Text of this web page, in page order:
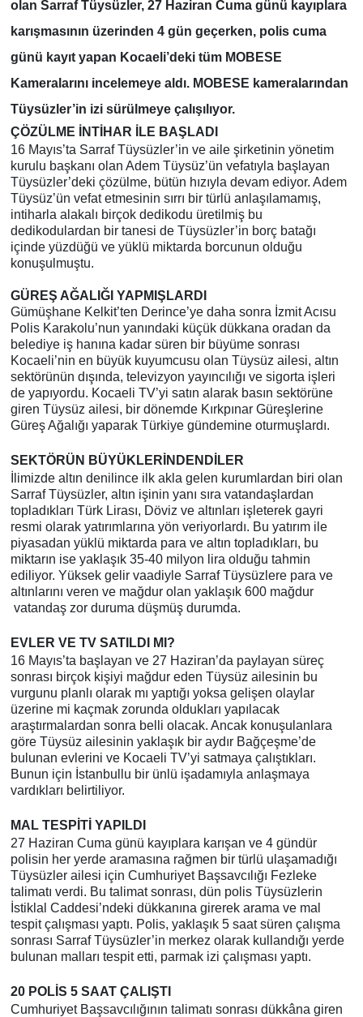
olan Sarraf Tüysüzler, 27 Haziran Cuma günü kayıplara
karışmasının üzerinden 4 gün geçerken, polis cuma
günü kayıt yapan Kocaeli’deki tüm MOBESE
Kameralarını incelemeye aldı. MOBESE kameralarından
Tüysüzler’in izi sürülmeye çalışılıyor.
ÇÖZÜLME İNTİHAR İLE BAŞLADI
16 Mayıs’ta Sarraf Tüysüzler’in ve aile şirketinin yönetim
kurulu başkanı olan Adem Tüysüz’ün vefatıyla başlayan
Tüysüzler’deki çözülme, bütün hızıyla devam ediyor. Adem
Tüysüz’ün vefat etmesinin sırrı bir türlü anlaşılamamış,
intiharla alakalı birçok dedikodu üretilmiş bu
dedikodulardan bir tanesi de Tüysüzler’in borç batağı
içinde yüzdüğü ve yüklü miktarda borcunun olduğu
konuşulmuştu.
GÜREŞ AĞALIĞI YAPMIŞLARDI
Gümüşhane Kelkit’ten Derince’ye daha sonra İzmit Acısu
Polis Karakolu’nun yanındaki küçük dükkana oradan da
belediye iş hanına kadar süren bir büyüme sonrası
Kocaeli’nin en büyük kuyumcusu olan Tüysüz ailesi, altın
sektörünün dışında, televizyon yayıncılığı ve sigorta işleri
de yapıyordu. Kocaeli TV’yi satın alarak basın sektörüne
giren Tüysüz ailesi, bir dönemde Kırkpınar Güreşlerine
Güreş Ağalığı yaparak Türkiye gündemine oturmuşlardı.
SEKTÖRÜN BÜYÜKLERİNDENDİLER
İlimizde altın denilince ilk akla gelen kurumlardan biri olan
Sarraf Tüysüzler, altın işinin yanı sıra vatandaşlardan
topladıkları Türk Lirası, Döviz ve altınları işleterek gayri
resmi olarak yatırımlarına yön veriyorlardı. Bu yatırım ile
piyasadan yüklü miktarda para ve altın topladıkları, bu
miktarın ise yaklaşık 35-40 milyon lira olduğu tahmin
ediliyor. Yüksek gelir vaadiyle Sarraf Tüysüzlere para ve
altınlarını veren ve mağdur olan yaklaşık 600 mağdur
vatandaş zor duruma düşmüş durumda.
EVLER VE TV SATILDI MI?
16 Mayıs’ta başlayan ve 27 Haziran’da paylayan süreç
sonrası birçok kişiyi mağdur eden Tüysüz ailesinin bu
vurgunu planlı olarak mı yaptığı yoksa gelişen olaylar
üzerine mi kaçmak zorunda oldukları yapılacak
araştırmalardan sonra belli olacak. Ancak konuşulanlara
göre Tüysüz ailesinin yaklaşık bir aydır Bağçeşme’de
bulunan evlerini ve Kocaeli TV’yi satmaya çalıştıkları.
Bunun için İstanbullu bir ünlü işadamıyla anlaşmaya
vardıkları belirtiliyor.
MAL TESPİTİ YAPILDI
27 Haziran Cuma günü kayıplara karışan ve 4 gündür
polisin her yerde aramasına rağmen bir türlü ulaşamadığı
Tüysüzler ailesi için Cumhuriyet Başsavcılığı Fezleke
talimatı verdi. Bu talimat sonrası, dün polis Tüysüzlerin
İstiklal Caddesi’ndeki dükkanına girerek arama ve mal
tespit çalışması yaptı. Polis, yaklaşık 5 saat süren çalışma
sonrası Sarraf Tüysüzler’in merkez olarak kullandığı yerde
bulunan malları tespit etti, parmak izi çalışması yaptı.
20 POLİS 5 SAAT ÇALIŞTI
Cumhuriyet Başsavcılığının talimatı sonrası dükkâna giren